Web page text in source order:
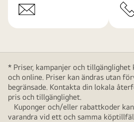
* Priser, kampanjer och
och online. Priser kan ändras utan
begränsade. Kontakta din lokala
pris och tillgänglighet.
Kuponger och/eller rabattkoder
varandra vid ett och samma